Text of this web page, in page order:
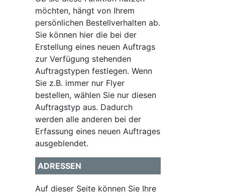
möchten, hängt von Ihrem
persönlichen Bestellverhalten ab.
Sie können hier die bei der
Erstellung eines neuen Auftrags
zur Verfügung stehenden
Auftragstypen festlegen. Wenn
Sie z.B. immer nur Flyer
bestellen, wählen Sie nur diesen
Auftragstyp aus. Dadurch
werden alle anderen bei der
Erfassung eines neuen Auftrages
ausgeblendet.
ADRESSEN
Auf dieser Seite können Sie Ihre